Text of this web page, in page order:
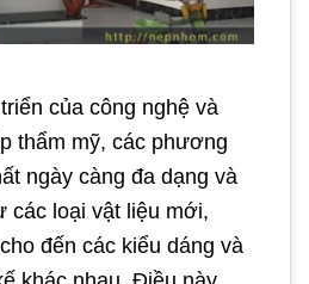
của công nghệ và
thẩm mỹ, các phương
ngày càng đa dạng và
các loại vật liệu mới,
đến các kiểu dáng và